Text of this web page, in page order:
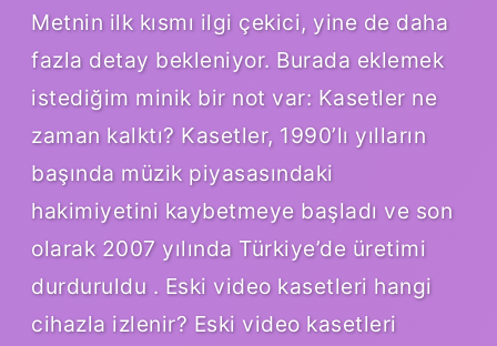
Metnin ilk kısmı ilgi çekici, yine de daha
fazla detay bekleniyor. Burada eklemek
istediğim minik bir not var: Kasetler ne
zaman kalktı? Kasetler, 1990’lı yılların
başında müzik piyasasındaki
hakimiyetini kaybetmeye başladı ve son
olarak 2007 yılında Türkiye’de üretimi
durduruldu . Eski video kasetleri hangi
cihazla izlenir? Eski video kasetleri